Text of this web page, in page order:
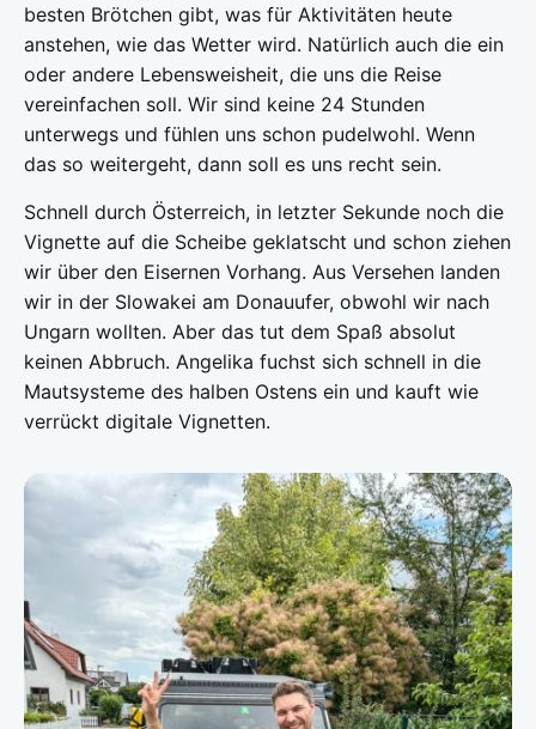
besten Brötchen gibt, was für Aktivitäten heute
anstehen, wie das Wetter wird. Natürlich auch die ein
oder andere Lebensweisheit, die uns die Reise
vereinfachen soll. Wir sind keine 24 Stunden
unterwegs und fühlen uns schon pudelwohl. Wenn
das so weitergeht, dann soll es uns recht sein.
Schnell durch Österreich, in letzter Sekunde noch die
Vignette auf die Scheibe geklatscht und schon ziehen
wir über den Eisernen Vorhang. Aus Versehen landen
wir in der Slowakei am Donauufer, obwohl wir nach
Ungarn wollten. Aber das tut dem Spaß absolut
keinen Abbruch. Angelika fuchst sich schnell in die
Mautsysteme des halben Ostens ein und kauft wie
verrückt digitale Vignetten.